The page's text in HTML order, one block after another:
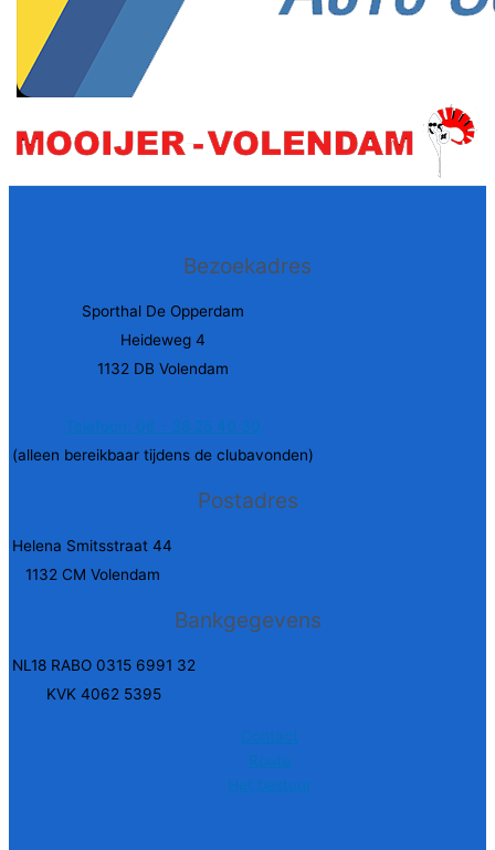
Bezoekadres
Sporthal De Opperdam
Heideweg 4
1132 DB Volendam
Telefoon: 06 - 38 25 40 30
(alleen bereikbaar tijdens de clubavonden)
Postadres
Helena Smitsstraat 44
1132 CM Volendam
Bankgegevens
NL18 RABO 0315 6991 32
KVK 4062 5395
Contact
Route
Het bestuur